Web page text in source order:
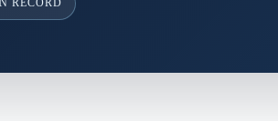
RECORD